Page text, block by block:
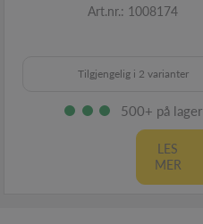
Art.nr.: 1008174
Tilgjengelig i 2 varianter
500+ på lager
LES
MER